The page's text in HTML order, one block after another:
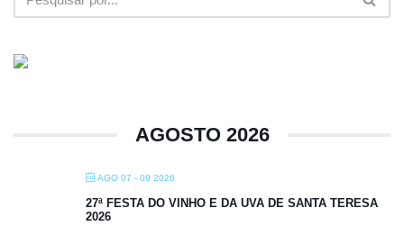
AGOSTO 2026
AGO 07 - 09 2026
27ª FESTA DO VINHO E DA UVA DE SANTA TERESA
2026